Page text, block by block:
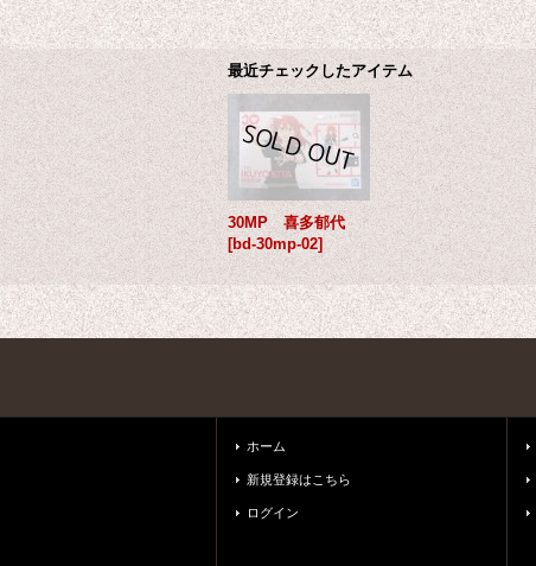
最近チェックしたアイテム
30MP 喜多郁代
[bd-30mp-02]
ホーム
新規登録はこちら
ログイン